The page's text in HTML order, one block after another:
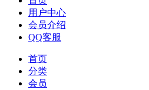
用户中心
会员介绍
QQ客服
首页
分类
会员